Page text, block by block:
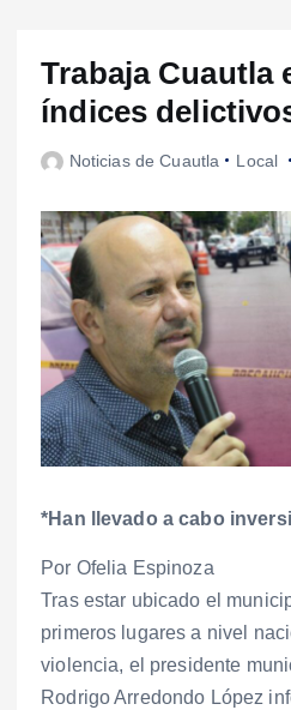
Trabaja Cuautla
índices
Noticias de Cuautla Local
*Han llevado a cabo
Por Ofelia Espinoza
Tras estar ubicado el
primeros lugares a nivel
violencia, el presidente
Rodrigo Arredondo López